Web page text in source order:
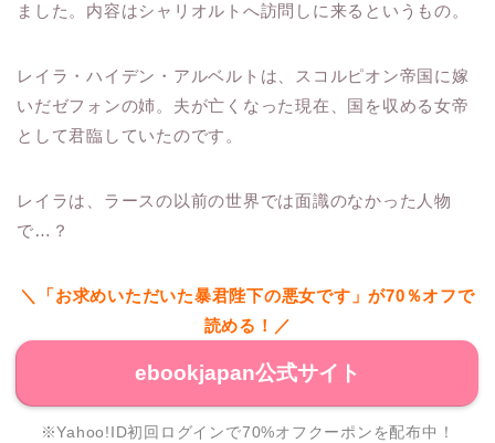
ました。内容はシャリオルトへ訪問しに来るというもの。
レイラ・ハイデン・アルベルトは、スコルピオン帝国に嫁
いだゼフォンの姉。夫が亡くなった現在、国を収める女帝
として君臨していたのです。
レイラは、ラースの以前の世界では面識のなかった人物
で…？
＼「お求めいただいた暴君陛下の悪女です」が70％オフで
読める！／
ebookjapan公式サイト
※Yahoo!ID初回ログインで70%オフクーポンを配布中！